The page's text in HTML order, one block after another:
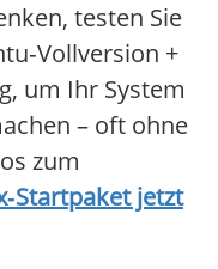
testen Sie
+
um Ihr System
– oft ohne
zum
jetzt